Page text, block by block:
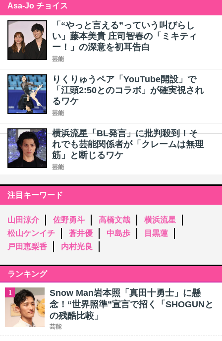
Asa-Jo チョイス
「“やっと言える”っていう叫びらし
い」藤本美貴 庄司智春の「ミキティ
ー！」の深意を初耳告白
芸能
りくりゅうペア「YouTube開設」で
「江頭2:50とのコラボ」が確実視され
るワケ
芸能
横浜流星「BL発言」に批判殺到！そ
れでも芸能関係者が「クレームは無理
筋」と断じるワケ
芸能
注目キーワード
山田涼介 佐野勇斗 高橋文哉
横浜流星
松山ケンイチ
蒼井優 中島歩
目黒蓮
戸田恵梨香
内村光良
ランキング
1
Snow Man岩本照「真田十勇士」に懸
念！“世界照準”宣言で招く「SHOGUNと
の残酷比較」
芸能